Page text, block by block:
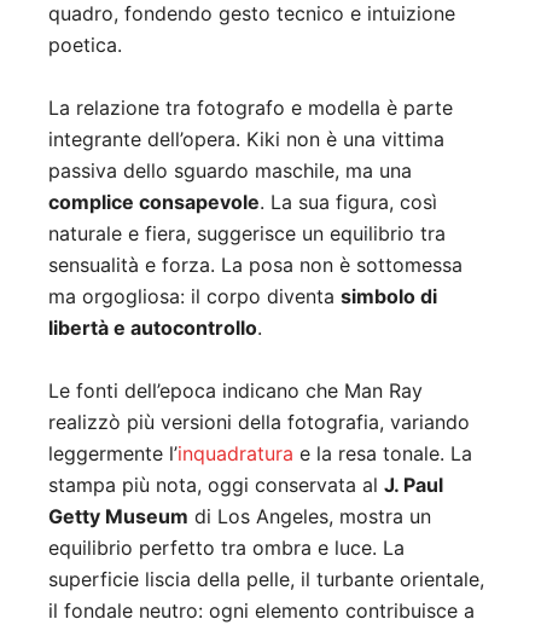
quadro, fondendo gesto tecnico e intuizione
poetica.
La relazione tra fotografo e modella è parte
integrante dell’opera. Kiki non è una vittima
passiva dello sguardo maschile, ma una
complice consapevole. La sua figura, così
naturale e fiera, suggerisce un equilibrio tra
sensualità e forza. La posa non è sottomessa
ma orgogliosa: il corpo diventa simbolo di
libertà e autocontrollo.
Le fonti dell’epoca indicano che Man Ray
realizzò più versioni della fotografia, variando
leggermente l’inquadratura e la resa tonale. La
stampa più nota, oggi conservata al J. Paul
Getty Museum di Los Angeles, mostra un
equilibrio perfetto tra ombra e luce. La
superficie liscia della pelle, il turbante orientale,
il fondale neutro: ogni elemento contribuisce a